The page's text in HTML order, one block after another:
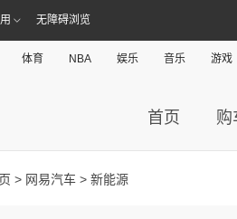
无障碍浏览
体育 NBA 娱乐 音乐 游戏
首页 购
> 网易汽车 > 新能源